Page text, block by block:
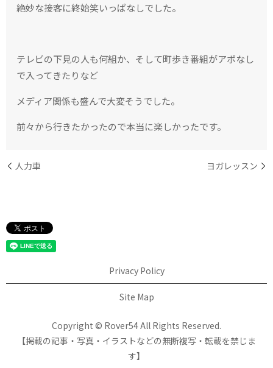
絶妙な接客に終始笑いっぱなしでした。
テレビの下見の人も何組か、そして町歩き番組がアポなし
で入ってきたりなど
メディア関係も盛んで大変そうでした。
前々から行きたかったので本当に楽しかったです。
人力車 ヨガレッスン
Privacy Policy
Site Map
Copyright © Rover54 All Rights Reserved.
【掲載の記事・写真・イラストなどの無断複写・転載を禁じま
す】